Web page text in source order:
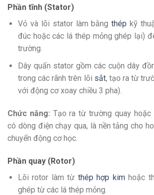
Phần tĩnh (Stator)
Vỏ và lõi stator làm bằngthép kỹ
đúc hoặc các lá thép mỏng ghép lại)
trường.
Dây quấn stator gồm các cuộn dây
trong các rãnh trên lõi sắt, tạo ra từ
với động cơ xoay chiều 3 pha).
Chức năng: Tạo ra từ trường quay
có dòng điện chạy qua, là nền tảng cho
chuyển động cơ học.
Phần quay (Rotor)
Lõi rotor làm từ thép hợp kimhoặc
ghép từ các lá thép mỏng.